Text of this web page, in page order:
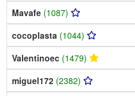
Mavafe (1087)
cocoplasta (1044)
Valentinoec (1479)
miguel172 (2382)